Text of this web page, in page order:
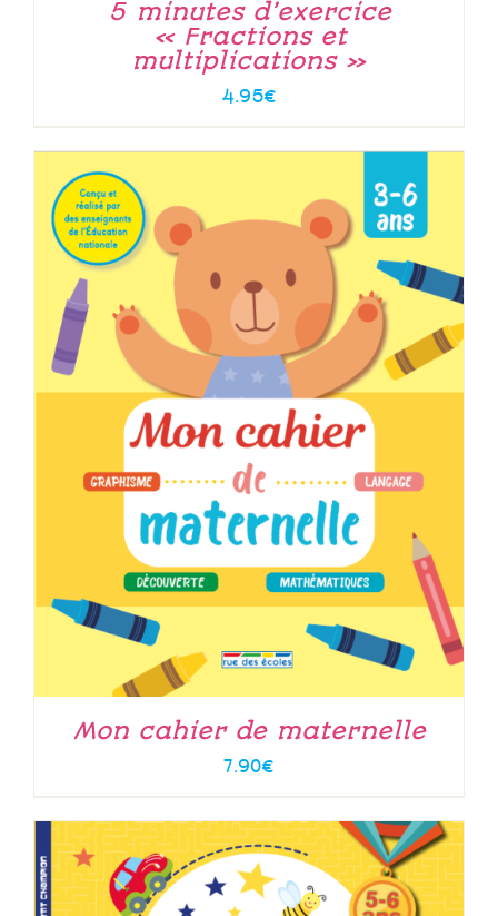
5 minutes d’exercice
« Fractions et
multiplications »
4.95€
Mon cahier de maternelle
7.90€